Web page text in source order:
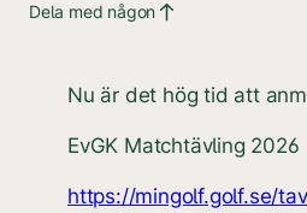
Dela med någon
Nu är det hög tid att
EvGK Matchtävling 2026
https://mingolf.golf.se/